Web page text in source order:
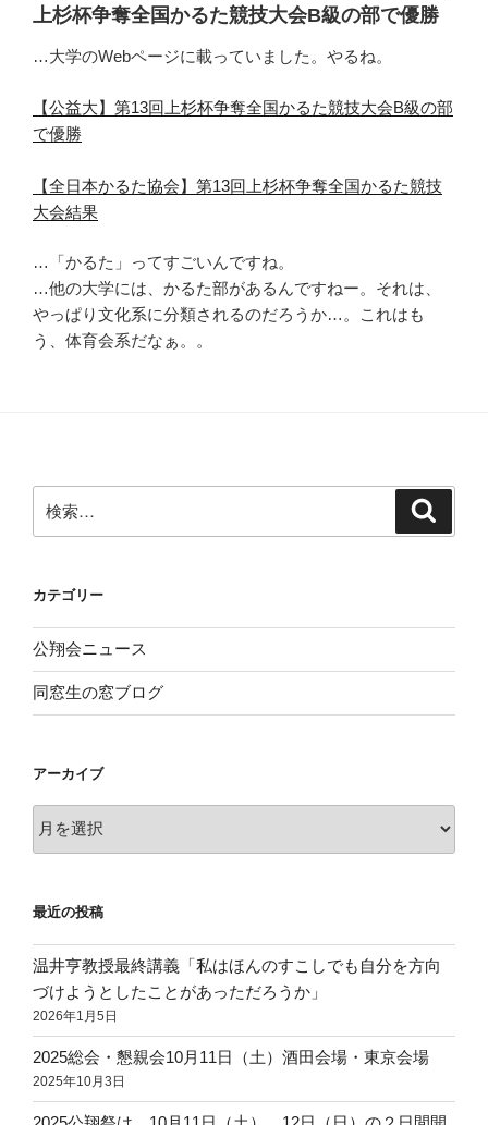
上杉杯争奪全国かるた競技大会B級の部で優勝
…大学のWebページに載っていました。やるね。
【公益大】第13回上杉杯争奪全国かるた競技大会B級の部
で優勝
【全日本かるた協会】第13回上杉杯争奪全国かるた競技
大会結果
…「かるた」ってすごいんですね。
…他の大学には、かるた部があるんですねー。それは、
やっぱり文化系に分類されるのだろうか…。これはも
う、体育会系だなぁ。。
索:
カテゴリー
公翔会ニュース
同窓生の窓ブログ
アーカイブ
ー
ブ
最近の投稿
温井亨教授最終講義「私はほんのすこしでも自分を方向
づけようとしたことがあっただろうか」
2026年1月5日
2025総会・懇親会10月11日（土）酒田会場・東京会場
2025年10月3日